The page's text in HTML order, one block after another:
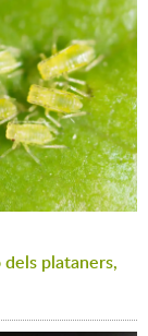
plataners,